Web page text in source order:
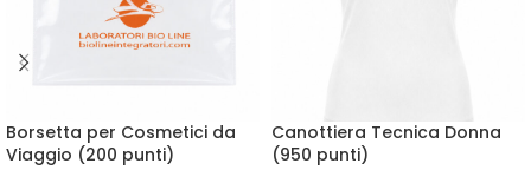
Borsetta per Cosmetici da
Viaggio (200 punti)
Canottiera Tecnica Donna
(950 punti)